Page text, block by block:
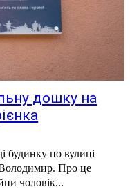
дошку на
будинку по вулиці
Про це
війни чоловік...